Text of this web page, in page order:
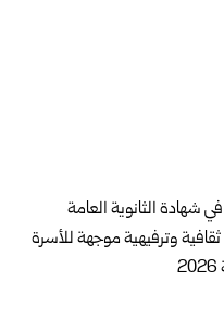
شهادة الثانوية العامة